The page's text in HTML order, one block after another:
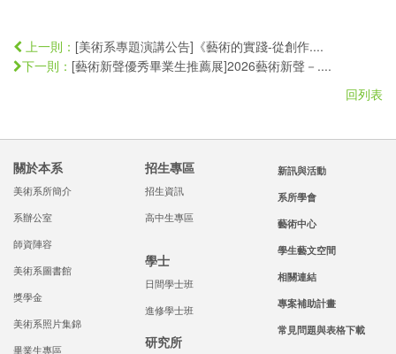
上一則： [美術系專題演講公告]《藝術的實踐-從創作....
下一則： [藝術新聲優秀畢業生推薦展]2026藝術新聲－....
回列表
關於本系
美術系所簡介
系辦公室
師資陣容
美術系圖書館
獎學金
美術系照片集錦
畢業生專區
招生專區
招生資訊
高中生專區
學士
日間學士班
進修學士班
研究所
新訊與活動
系所學會
藝術中心
學生藝文空間
相關連結
專案補助計畫
常見問題與表格下載